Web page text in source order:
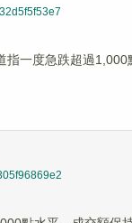
一度急跌超過